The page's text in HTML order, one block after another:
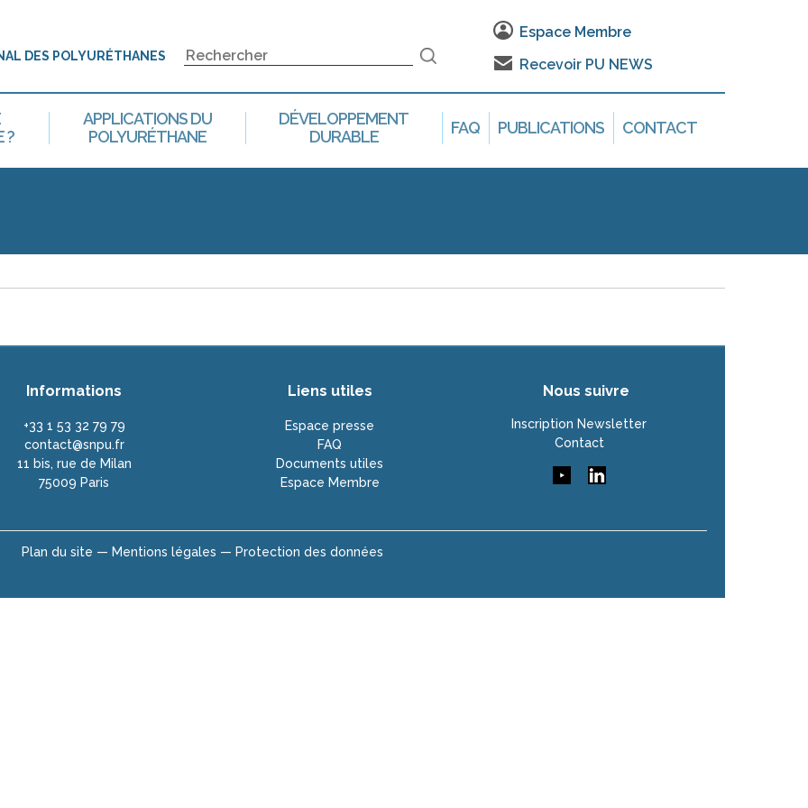
DES POLYURÉTHANES
Espace Membre
Recevoir PU NEWS
?
APPLICATIONS DU
POLYURÉTHANE
DÉVELOPPEMENT
DURABLE
FAQ PUBLICATIONS CONTACT
Informations
+33 1 53 32 79 79
contact@snpu.fr
11 bis, rue de Milan
75009 Paris
Liens utiles
Espace presse
FAQ
Documents utiles
Espace Membre
Nous suivre
Inscription Newsletter
Contact
Plan du site — Mentions légales — Protection des données